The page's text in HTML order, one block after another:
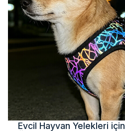
Evcil Hayvan Yelekleri için